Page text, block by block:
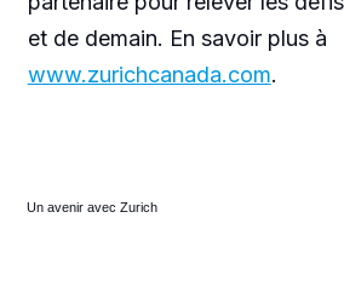
et de demain. En savoir plus à
www.zurichcanada.com.
Un avenir avec Zurich